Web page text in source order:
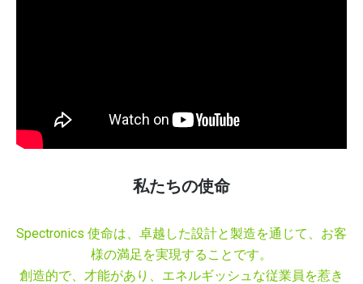
私たちの使命
Spectronics 使命は、卓越した設計と製造を通じて、お客
様の満足を実現することです。
創造的で、才能があり、エネルギッシュな従業員を惹き